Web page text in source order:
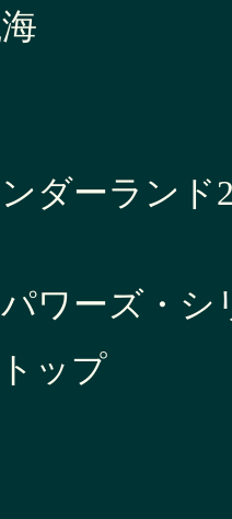
ダーランド
ワーズ・シ
ップ